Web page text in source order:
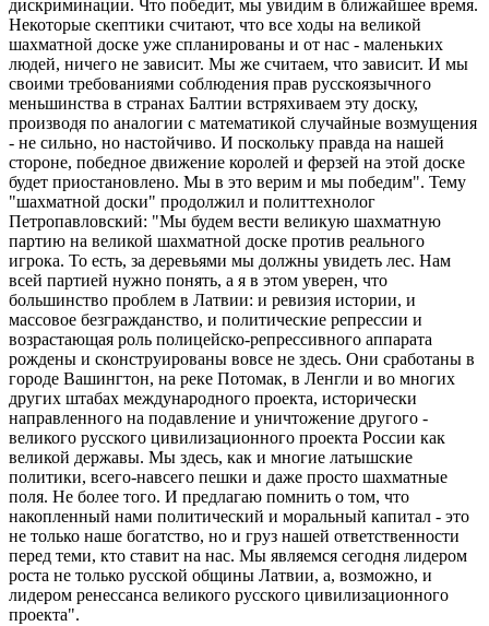
дискриминации. Что победит, мы увидим в ближайшее время.
Некоторые скептики считают, что все ходы на великой
шахматной доске уже спланированы и от нас - маленьких
людей, ничего не зависит. Мы же считаем, что зависит. И мы
своими требованиями соблюдения прав русскоязычного
меньшинства в странах Балтии встряхиваем эту доску,
производя по аналогии с математикой случайные возмущения
- не сильно, но настойчиво. И поскольку правда на нашей
стороне, победное движение королей и ферзей на этой доске
будет приостановлено. Мы в это верим и мы победим". Тему
"шахматной доски" продолжил и политтехнолог
Петропавловский: "Мы будем вести великую шахматную
партию на великой шахматной доске против реального
игрока. То есть, за деревьями мы должны увидеть лес. Нам
всей партией нужно понять, а я в этом уверен, что
большинство проблем в Латвии: и ревизия истории, и
массовое безгражданство, и политические репрессии и
возрастающая роль полицейско-репрессивного аппарата
рождены и сконструированы вовсе не здесь. Они сработаны в
городе Вашингтон, на реке Потомак, в Ленгли и во многих
других штабах международного проекта, исторически
направленного на подавление и уничтожение другого -
великого русского цивилизационного проекта России как
великой державы. Мы здесь, как и многие латышские
политики, всего-навсего пешки и даже просто шахматные
поля. Не более того. И предлагаю помнить о том, что
накопленный нами политический и моральный капитал - это
не только наше богатство, но и груз нашей ответственности
перед теми, кто ставит на нас. Мы являемся сегодня лидером
роста не только русской общины Латвии, а, возможно, и
лидером ренессанса великого русского цивилизационного
проекта".